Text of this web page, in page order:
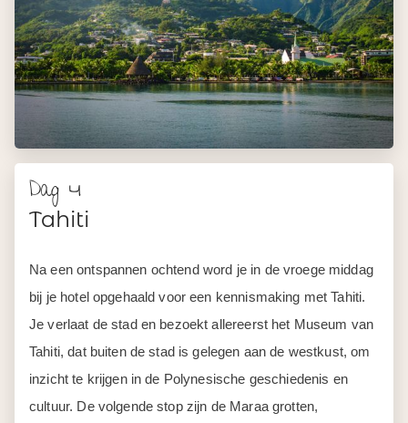
Dag 4
Tahiti
Na een ontspannen ochtend word je in de vroege middag
bij je hotel opgehaald voor een kennismaking met Tahiti.
Je verlaat de stad en bezoekt allereerst het Museum van
Tahiti, dat buiten de stad is gelegen aan de westkust, om
inzicht te krijgen in de Polynesische geschiedenis en
cultuur. De volgende stop zijn de Maraa grotten,